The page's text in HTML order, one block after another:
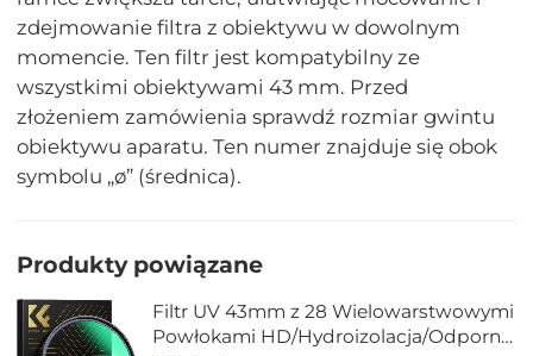
zdejmowanie filtra z obiektywu w dowolnym
momencie. Ten filtr jest kompatybilny ze
wszystkimi obiektywami 43 mm. Przed
złożeniem zamówienia sprawdź rozmiar gwintu
obiektywu aparatu. Ten numer znajduje się obok
symbolu „ø” (średnica).
Produkty powiązane
Filtr UV 43mm z 28 Wielowarstwowymi
Powłokami HD/Hydroizolacja/Odporny